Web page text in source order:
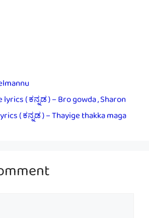
( ಕನ್ನಡ ) – Bro gowda , Sharon
( ಕನ್ನಡ ‌) – Thayige thakka maga